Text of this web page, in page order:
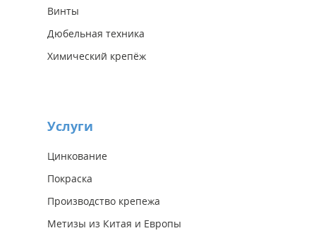
Винты
Дюбельная техника
Химический крепёж
Услуги
Цинкование
Покраска
Производство крепежа
Метизы из Китая и Европы